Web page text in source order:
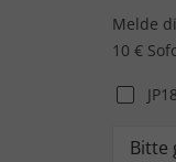
Melde
10 €